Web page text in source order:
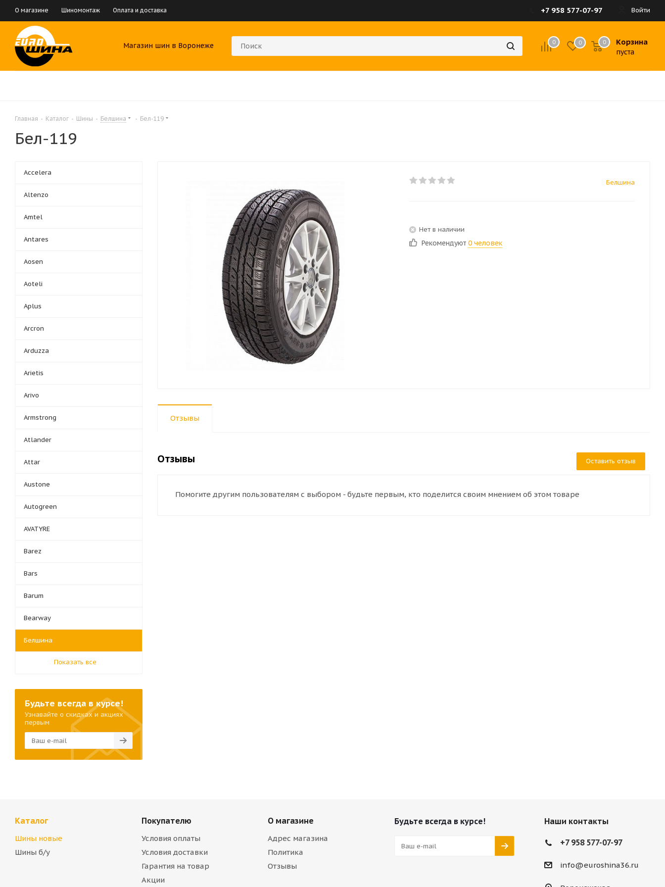
О магазине Шиномонтаж Оплата и доставка Войти
+7 958 577-07-97
Магазин шин в Воронеже 0 0 Корзина
пуста
0
Главная - Каталог - Шины - Белшина - Бел-119
Бел-119
Белшина
Нет в наличии
Рекомендуют 0 человек
Отзывы
Отзывы Оставить отзыв
Помогите другим пользователям с выбором - будьте первым, кто поделится своим мнением об этом товаре
Accelera
Altenzo
Amtel
Antares
Aosen
Aoteli
Aplus
Arcron
Arduzza
Arietis
Arivo
Armstrong
Atlander
Attar
Austone
Autogreen
AVATYRE
Barez
Bars
Barum
Bearway
Белшина
Показать все
Будьте всегда в курсе!
Узнавайте о скидках и акциях
первым
Каталог
Шины новые
Шины б/у
Покупателю
Условия оплаты
Условия доставки
Гарантия на товар
Акции
О магазине
Адрес магазина
Политика
Отзывы
Будьте всегда в курсе! Наши контакты
+7 958 577-07-97
info@euroshina36.ru